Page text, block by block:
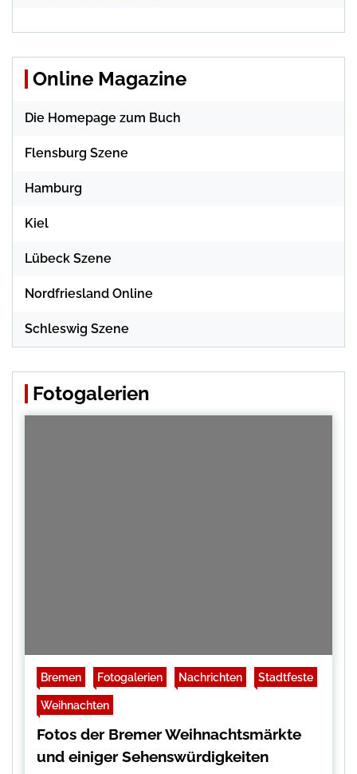
Online Magazine
Die Homepage zum Buch
Flensburg Szene
Hamburg
Kiel
Lübeck Szene
Nordfriesland Online
Schleswig Szene
Fotogalerien
Bremen Fotogalerien Nachrichten Stadtfeste
Weihnachten
Fotos der Bremer Weihnachtsmärkte
und einiger Sehenswürdigkeiten